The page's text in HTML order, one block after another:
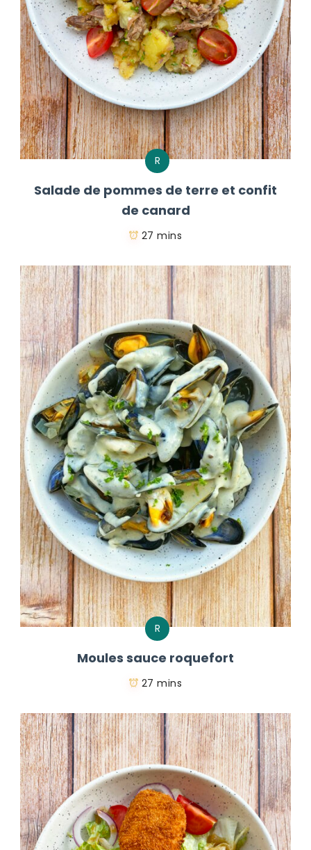
R
Salade de pommes de terre et confit
de canard
27 mins
R
Moules sauce roquefort
27 mins